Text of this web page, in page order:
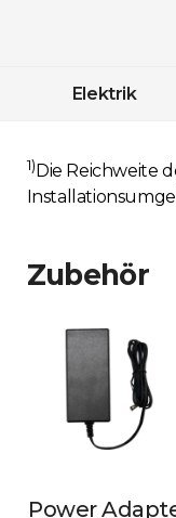
Elektrik
1) Die Reichweite
Zubehör
Power